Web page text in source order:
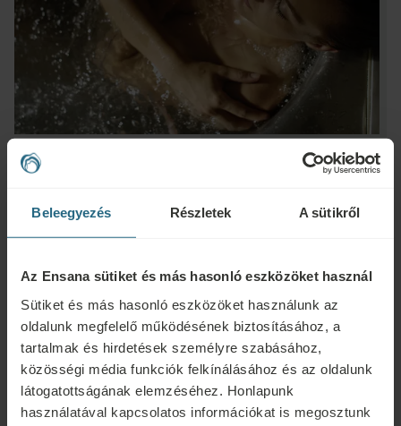
Beleegyezés Részletek A sütikről
Az Ensana sütiket és más hasonló eszközöket használ
Sütiket és más hasonló eszközöket használunk az
oldalunk megfelelő működésének biztosításához, a
tartalmak és hirdetések személyre szabásához,
közösségi média funkciók felkínálásához és az oldalunk
látogatottságának elemzéséhez. Honlapunk
használatával kapcsolatos információkat is megosztunk
Ensana szállodáinkkal vagy szolgáltatásainkkal kapcsolatos kérdéseivel
kérdésekért és válaszokért kattintson ide.
ÍRJON NEKÜNK
Foglalás